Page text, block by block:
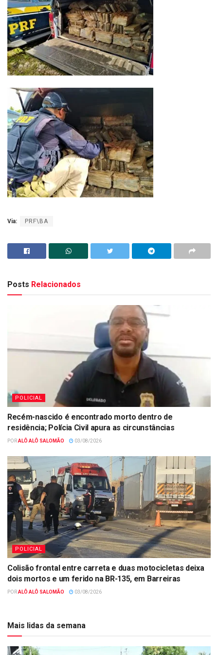
Via: PRF\BA
Posts Relacionados
POLICIAL
Recém-nascido é encontrado morto dentro de
residência; Polícia Civil apura as circunstâncias
PORALÔ ALÔ SALOMÃO 03/08/2026
POLICIAL
Colisão frontal entre carreta e duas motocicletas deixa
dois mortos e um ferido na BR-135, em Barreiras
PORALÔ ALÔ SALOMÃO 03/08/2026
Mais lidas da semana